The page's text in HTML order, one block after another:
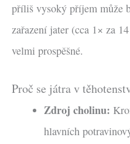
příliš vysoký příjem může
zařazení jater (cca 1× za
velmi prospěšné.
Proč se játra v
Zdroj cholinu:
hlavních